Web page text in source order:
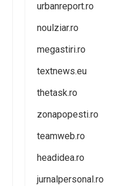
urbanreport.ro
noulziar.ro
megastiri.ro
textnews.eu
thetask.ro
zonapopesti.ro
teamweb.ro
headidea.ro
jurnalpersonal.ro